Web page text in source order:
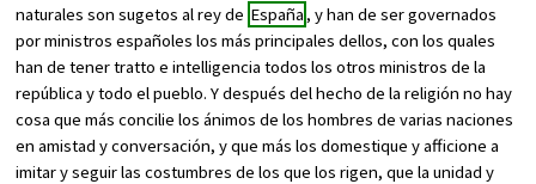
naturales son sugetos al rey de España, y han de ser governados
por ministros españoles los más principales dellos, con los quales
han de tener tratto e intelligencia todos los otros ministros de la
república y todo el pueblo. Y después del hecho de la religión no hay
cosa que más concilie los ánimos de los hombres de varias naciones
en amistad y conversación, y que más los domestique y afficione a
imitar y seguir las costumbres de los que los rigen, que la unidad y